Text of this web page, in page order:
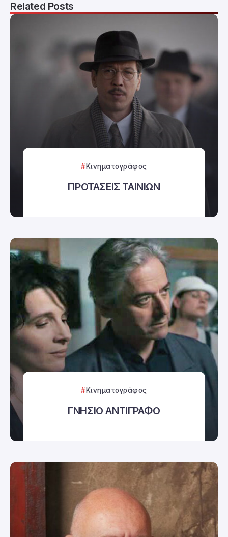
Related Posts
Κινηματογράφος
ΠΡΟΤΑΣΕΙΣ ΤΑΙΝΙΩΝ
Κινηματογράφος
ΓΝΗΣΙΟ ΑΝΤΙΓΡΑΦΟ